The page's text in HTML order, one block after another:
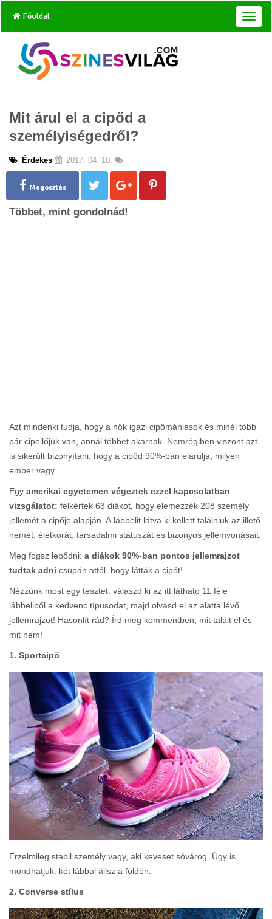
Főoldal
T
o
Mit árul el a cipőd a
személyiségedről?
Érdekes 2017. 04. 10.
Megosztás
Többet, mint gondolnád!
Azt mindenki tudja, hogy a nők igazi cipőmániások és minél több
pár cipellőjük van, annál többet akarnak. Nemrégiben viszont azt
is sikerült bizonyítani, hogy a cipőd 90%-ban elárulja, milyen
ember vagy.
Egy amerikai egyetemen végeztek ezzel kapcsolatban
vizsgálatot: felkértek 63 diákot, hogy elemezzék 208 személy
jellemét a cipője alapján. A lábbelit látva ki kellett találniuk az illető
nemét, életkorát, társadalmi státuszát és bizonyos jellemvonásait.
Meg fogsz lepődni: a diákok 90%-ban pontos jellemrajzot
tudtak adni csupán attól, hogy látták a cipőt!
Nézzünk most egy tesztet: válaszd ki az itt látható 11 féle
lábbeliből a kedvenc típusodat, majd olvasd el az alatta lévő
jellemrajzot! Hasonlít rád? Írd meg kommentben, mit talált el és
mit nem!
1. Sportcipő
Érzelmileg stabil személy vagy, aki keveset sóvárog. Úgy is
mondhatjuk: két lábbal állsz a földön.
2. Converse stílus